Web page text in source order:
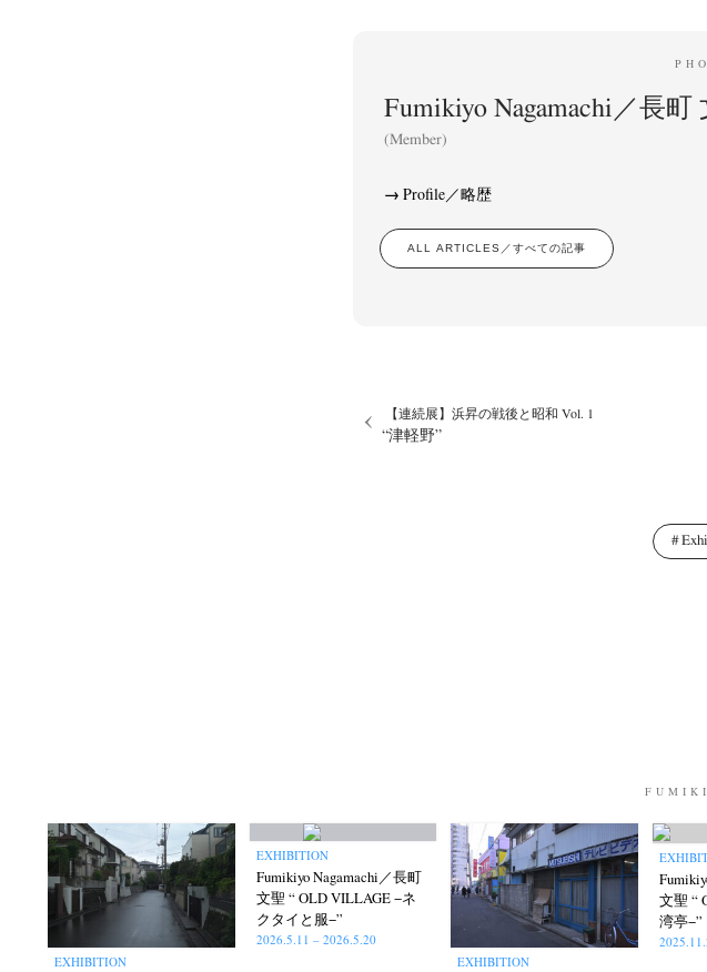
News Exhibition Members
Terms & Privacy
Fumikiyo Nagamachi／長町
(Member)
Profile／略歴
ALL ARTICLES／すべての記事
【連続展】浜昇の戦後と昭和 Vol. 1
“津軽野”
EXHIBITION
EXHIBITION
Fumikiyo Nagamachi／長町
文聖 “ OLD VILLAGE −ネ
クタイと服−”
2026.5.11 – 2026.5.20
EXHIBITION
文聖 “
湾亭−”